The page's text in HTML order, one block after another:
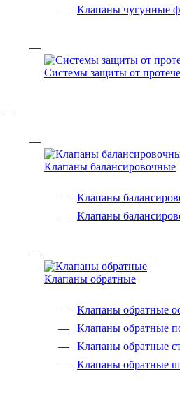
Клапаны чугунные
Системы защиты от
Клапаны балансировочные
Клапаны
Клапаны
Клапаны обратные
Клапаны обратные
Клапаны обратные
Клапаны обратные
Клапаны обратные